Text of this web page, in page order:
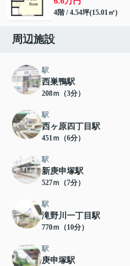
4階 / 4.54坪(15.01㎡)
周辺施設
駅
西巣鴨駅
208ｍ（3分）
駅
西ヶ原四丁目駅
451ｍ（6分）
駅
新庚申塚駅
527ｍ（7分）
駅
滝野川一丁目駅
770ｍ（10分）
駅
庚申塚駅